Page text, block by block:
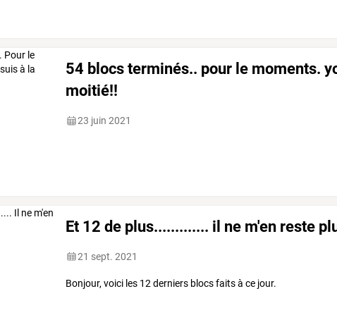
54 blocs terminés.. pour le moments.
moitié!!
23 juin 2021
Et 12 de plus............. il ne m'en reste
21 sept. 2021
Bonjour, voici les 12 derniers blocs faits à ce jour.